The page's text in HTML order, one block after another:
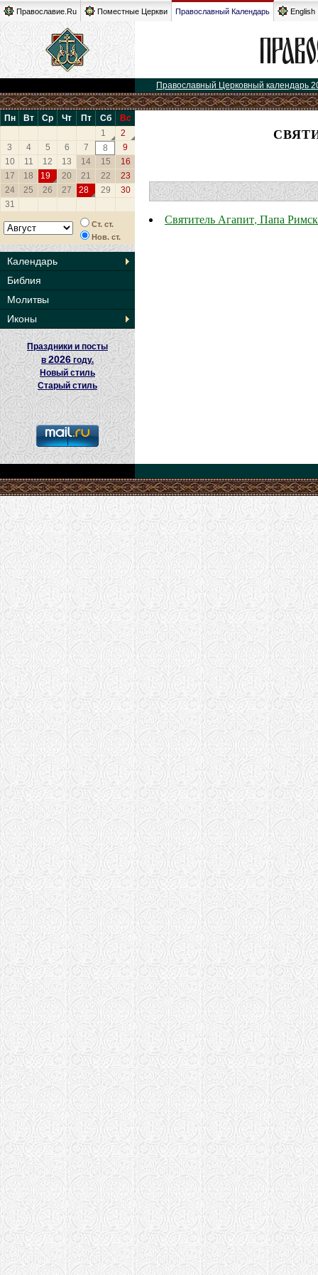
Православие.Ru Поместные Церкви Православный Календарь English
Православный Церковный календарь
Пн Вт Ср Чт Пт Сб
Вс
1
2
3
4 5 6 7 8
9
10
11 12 13 14 15
16
17
18 19 20 21 22
23
24
25 26 27 28 29
30
31
Ст. ст.
Нов. ст.
Календарь
Библия
Молитвы
Иконы
Праздники и посты
в2026 году.
Новый стиль
Старый стиль
Святитель Агапит, Папа